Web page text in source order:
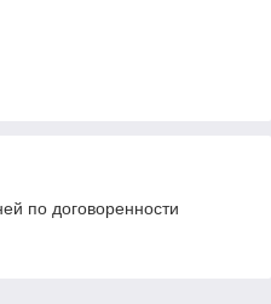
по договоренности